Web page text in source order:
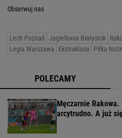
Obserwuj nas
Lech Poznań Jagiellonia Białystok
Legia Warszawa
Ekstraklasa Piłka
POLECAMY
Męczarnie
arcytrudno. A już